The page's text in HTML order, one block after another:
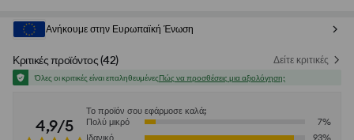
Ανήκουμε στην Ευρωπαϊκή Ένωση
Κριτικές προϊόντος(42) Δείτε κριτικές
Όλες οι κριτικές είναι επαληθευμένεςΠώς να προσθέσεις μια αξιολόγηση;
4,9/5
Το προϊόν σου εφάρμοσε καλά;
Πολύ μικρό
7%